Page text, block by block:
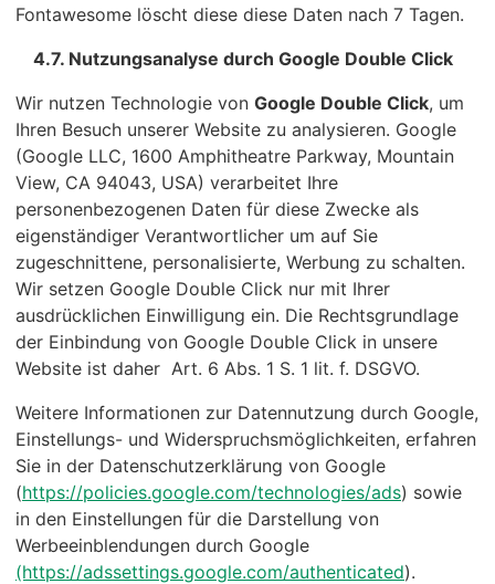
Fontawesome löscht diese diese Daten nach 7 Tagen.
4.7. Nutzungsanalyse durch Google Double Click
Wir nutzen Technologie von Google Double Click, um
Ihren Besuch unserer Website zu analysieren. Google
(Google LLC, 1600 Amphitheatre Parkway, Mountain
View, CA 94043, USA) verarbeitet Ihre
personenbezogenen Daten für diese Zwecke als
eigenständiger Verantwortlicher um auf Sie
zugeschnittene, personalisierte, Werbung zu schalten.
Wir setzen Google Double Click nur mit Ihrer
ausdrücklichen Einwilligung ein. Die Rechtsgrundlage
der Einbindung von Google Double Click in unsere
Website ist daher Art. 6 Abs. 1 S. 1 lit. f. DSGVO.
Weitere Informationen zur Datennutzung durch Google,
Einstellungs- und Widerspruchsmöglichkeiten, erfahren
Sie in der Datenschutzerklärung von Google
(https://policies.google.com/technologies/ads) sowie
in den Einstellungen für die Darstellung von
Werbeeinblendungen durch Google
(https://adssettings.google.com/authenticated).